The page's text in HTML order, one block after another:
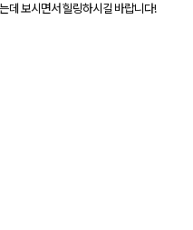
데 보시면서 힐링하시길 바랍니다!